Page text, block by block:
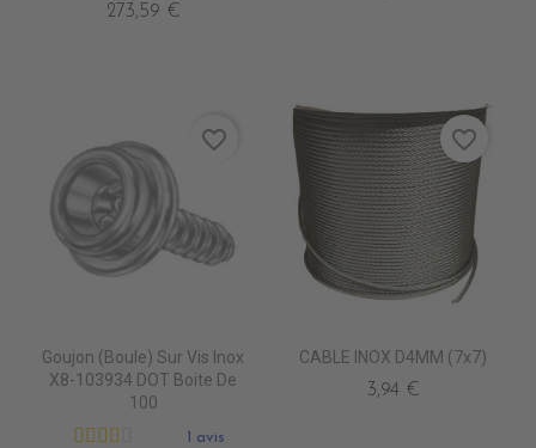
273,59 €
Goujon (Boule) Sur Vis Inox
X8-103934 DOT Boite De
100
1 avis
favorite_border
CABLE INOX D4MM (7x7)
3,94 €
favorite_border